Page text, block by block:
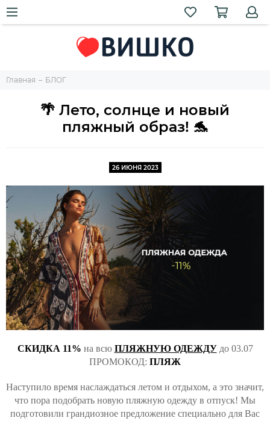
Главная БЛОГ
🌴 Лето, солнце и новый
пляжный образ! 🐬
26 ИЮНЯ 2023
СКИДКА 11% на всю ПЛЯЖНУЮ ОДЕЖДУ до 03.07
ПРОМОКОД: ПЛЯЖ
Наступило время наслаждаться летом и отдыхом, а это значит,
что пора подобрать новую пляжную одежду в отпуск! Мы
подготовили грандиозное предложение специально для Вас